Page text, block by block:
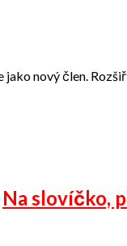
nový člen.
Na slovíčko,